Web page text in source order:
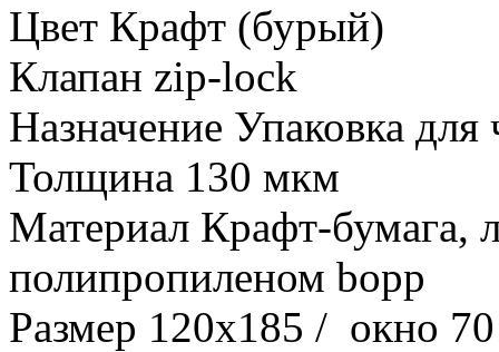
Цвет Крафт (бурый)
Клапан zip-lock
Назначение Упаковка для
Толщина 130 мкм
Материал Крафт-бумага,
полипропиленом bopp
Размер 120х185 / окно